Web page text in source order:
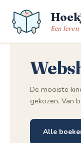
naar
Een
De mooiste
gekozen. Van
Alle